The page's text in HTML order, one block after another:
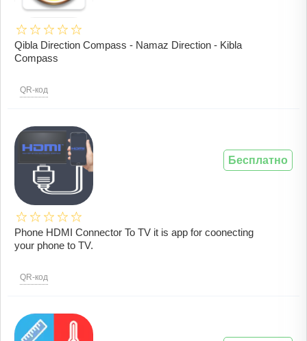
Qibla Direction Compass - Namaz Direction - Kibla
Compass
QR-код
Phone HDMI Connector To TV it is app for coonecting
your phone to TV.
QR-код
Бесплатно